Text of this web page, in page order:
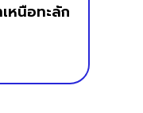
หนือทะลัก